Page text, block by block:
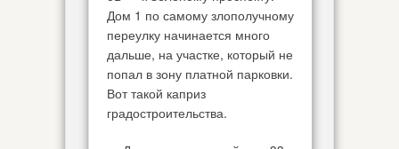
Дом 1 по самому злополучному
переулку начинается много
дальше, на участке, который не
попал в зону платной парковки.
Вот такой каприз
градостроительства.